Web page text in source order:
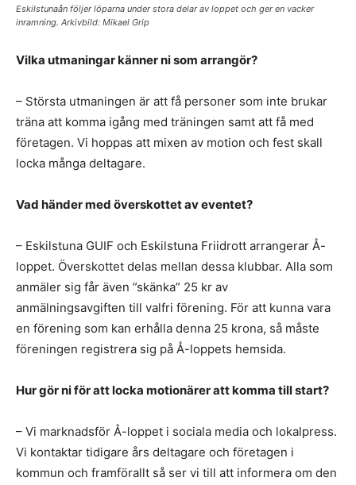
Eskilstunaån följer löparna under stora delar av loppet och ger en vacker
inramning. Arkivbild: Mikael Grip
Vilka utmaningar känner ni som arrangör?
– Största utmaningen är att få personer som inte brukar
träna att komma igång med träningen samt att få med
företagen. Vi hoppas att mixen av motion och fest skall
locka många deltagare.
Vad händer med överskottet av eventet?
– Eskilstuna GUIF och Eskilstuna Friidrott arrangerar Å-
loppet. Överskottet delas mellan dessa klubbar. Alla som
anmäler sig får även ”skänka” 25 kr av
anmälningsavgiften till valfri förening. För att kunna vara
en förening som kan erhålla denna 25 krona, så måste
föreningen registrera sig på Å-loppets hemsida.
Hur gör ni för att locka motionärer att komma till start?
– Vi marknadsför Å-loppet i sociala media och lokalpress.
Vi kontaktar tidigare års deltagare och företagen i
kommun och framförallt så ser vi till att informera om den